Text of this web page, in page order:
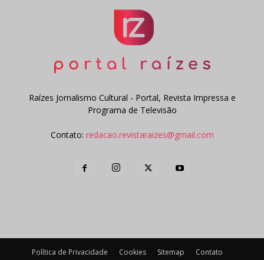
Raízes Jornalismo Cultural - Portal, Revista Impressa e
Programa de Televisão
Contato: redacao.revistaraizes@gmail.com
Política de Privacidade Cookies Sitemap
Contato